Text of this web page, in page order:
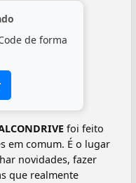
de forma
foi feito
em comum. É o lugar
novidades, fazer
que realmente